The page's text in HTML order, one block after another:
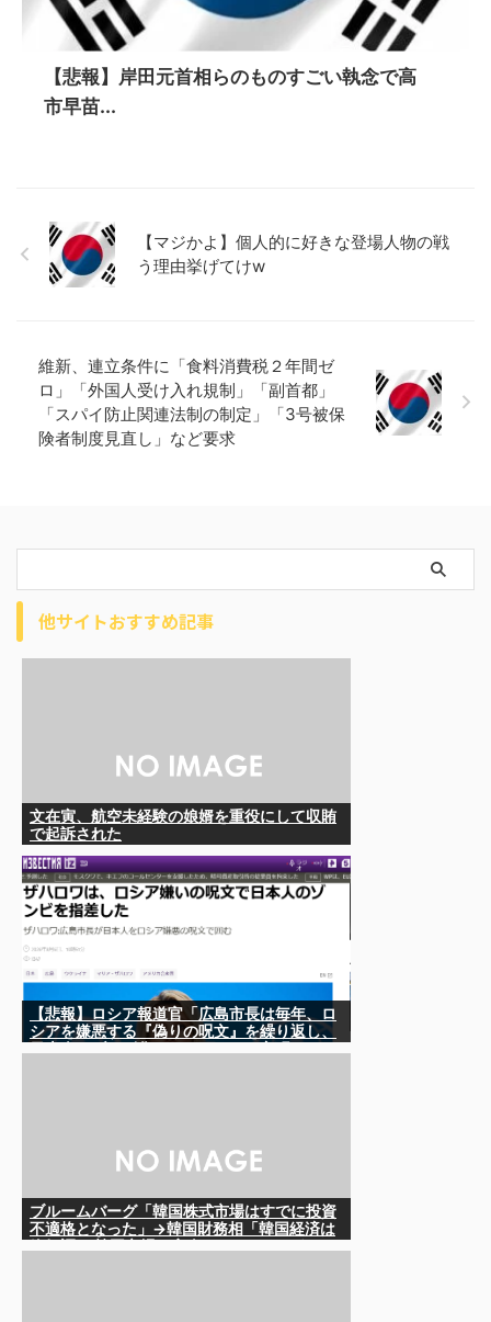
【悲報】岸田元首相らのものすごい執念で高
市早苗...
【マジかよ】個人的に好きな登場人物の戦
う理由挙げてけw
維新、連立条件に「食料消費税２年間ゼ
ロ」「外国人受け入れ規制」「副首都」
「スパイ防止関連法制の制定」「3号被保
険者制度見直し」など要求
他サイトおすすめ記事
文在寅、航空未経験の娘婿を重役にして収賄
で起訴された
【悲報】ロシア報道官「広島市長は毎年、ロ
シアを嫌悪する『偽りの呪文』を繰り返し、
ブルームバーグ「韓国株式市場はすでに投資
不適格となった」→韓国財務相「韓国経済は